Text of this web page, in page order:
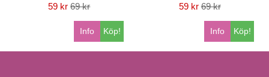
59 kr 69 kr
Köp!
Info
59 kr 69 kr
Köp!
Info